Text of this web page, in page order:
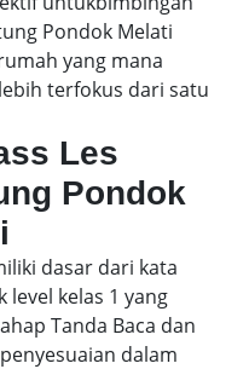
Pondok Melati
yang mana
terfokus dari satu
Les
Pondok
dasar dari kata
level kelas 1 yang
Tanda Baca dan
dalam